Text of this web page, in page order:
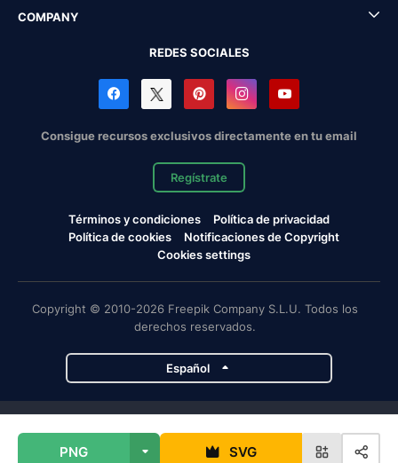
PNG SVG
COMPANY
REDES SOCIALES
Consigue recursos exclusivos directamente en tu email
Regístrate
Términos y condiciones
Política de privacidad
Política de cookies
Notificaciones de Copyright
Cookies settings
Copyright © 2010-2026 Freepik Company S.L.U. Todos los
derechos reservados.
Español